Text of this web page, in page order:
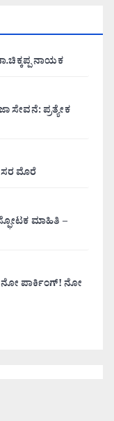
ನಾಯಕ
ಸೇವನೆ: ಪ್ರತ್ಯೇಕ
ಮೊರೆ
ಮಾಹಿತಿ –
ನೋ ಪಾರ್ಕಿಂಗ್! ನೋ